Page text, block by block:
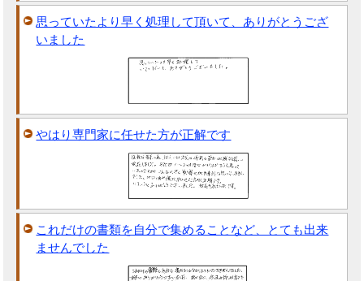
思っていたより早く処理して頂いて、ありがとうござ
いました
やはり専門家に任せた方が正解です
これだけの書類を自分で集めることなど、とても出来
ませんでした